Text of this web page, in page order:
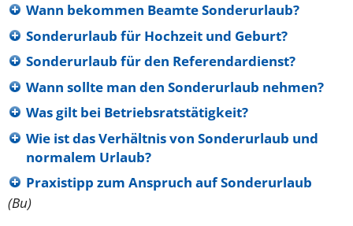
Wann bekommen Beamte Sonderurlaub?
Sonderurlaub für Hochzeit und Geburt?
Sonderurlaub für den Referendardienst?
Wann sollte man den Sonderurlaub nehmen?
Was gilt bei Betriebsratstätigkeit?
Wie ist das Verhältnis von Sonderurlaub und
normalem Urlaub?
Praxistipp zum Anspruch auf Sonderurlaub
(Bu)